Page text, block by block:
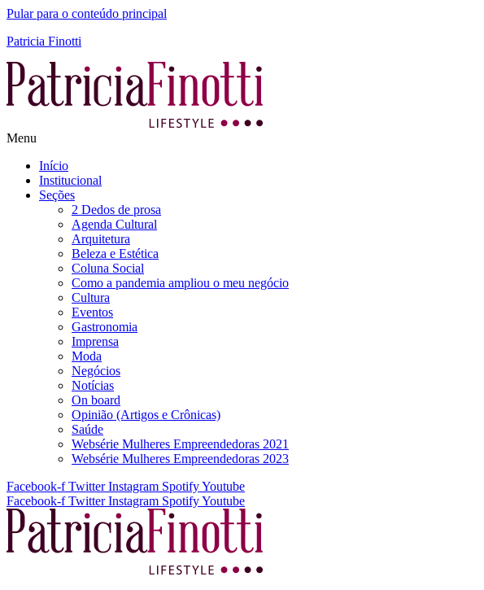
Pular para o conteúdo principal
Patricia Finotti
Menu
Início
Institucional
Seções
2 Dedos de prosa
Agenda Cultural
Arquitetura
Beleza e Estética
Coluna Social
Como a pandemia ampliou o meu negócio
Cultura
Eventos
Gastronomia
Imprensa
Moda
Negócios
Notícias
On board
Opinião (Artigos e Crônicas)
Saúde
Websérie Mulheres Empreendedoras 2021
Websérie Mulheres Empreendedoras 2023
Facebook-f Twitter Instagram SpotifyYoutube
Facebook-f Twitter Instagram SpotifyYoutube